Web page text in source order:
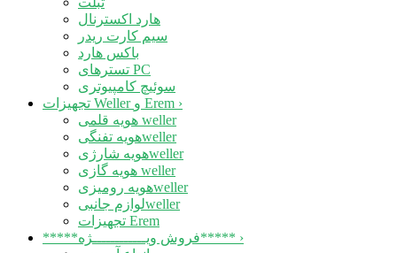
هارد اکسترنال
سیم کارت ریدر
باکس هارد
تسترهای PC
سوئیچ کامپیوتری
تجهیزات Weller و Erem ›
هویه قلمی weller
هویه تفنگیweller
هویه شارژیweller
هویه گازی weller
هویه رومیزیweller
لوازم جانبیweller
تجهیزات Erem
*****فروش ویــــــــــــژه***** ›